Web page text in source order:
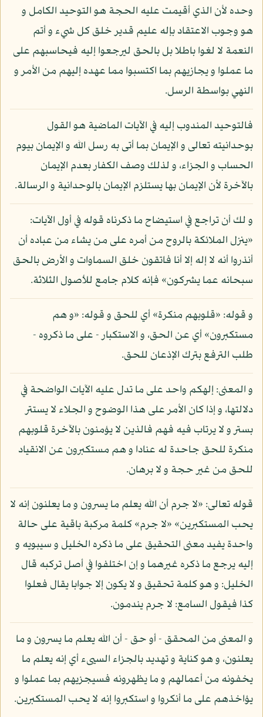
وحده لأن الذي أقيمت عليه الحجة هو التوحيد الكامل و
هو وجوب الاعتقاد بإله عليم قدير خلق كل شيء و أتم
النعمة لا لغوا باطلا بل بالحق ليرجعوا إليه فيحاسبهم على
ما عملوا و يجازيهم بما اكتسبوا مما عهده إليهم من الأمر و
النهي بواسطة الرسل.
فالتوحيد المندوب إليه في الآيات الماضية هو القول
بوحدانيته تعالى و الإيمان بما أتى به رسل الله و الإيمان بيوم
الحساب و الجزاء، و لذلك وصف الكفار بعدم الإيمان
بالآخرة لأن الإيمان بها يستلزم الإيمان بالوحدانية و الرسالة.
و لك أن تراجع في استيضاح ما ذكرناه قوله في أول الآيات:
«ينزل الملائكة بالروح من أمره على من يشاء من عباده أن
أنذروا أنه لا إله إلا أنا فاتقون خلق السماوات و الأرض بالحق
سبحانه عما يشركون» فإنه كلام جامع للأصول الثلاثة.
و قوله: «قلوبهم منكرة» أي للحق و قوله: «و هم
مستكبرون» أي عن الحق، و الاستكبار - على ما ذكروه -
طلب الترفع بترك الإذعان للحق.
و المعنى: إلهكم واحد على ما تدل عليه الآيات الواضحة في
دلالتها، و إذا كان الأمر على هذا الوضوح و الجلاء لا يستتر
بستر و لا يرتاب فيه فهم فالذين لا يؤمنون بالآخرة قلوبهم
منكرة للحق جاحدة له عنادا و هم مستكبرون عن الانقياد
للحق من غير حجة و لا برهان.
قوله تعالى: «لا جرم أن الله يعلم ما يسرون و ما يعلنون إنه لا
يحب المستكبرين» «لا جرم» كلمة مركبة باقية على حالة
واحدة يفيد معنى التحقيق على ما ذكره الخليل و سيبويه و
إليه يرجع ما ذكره غيرهما و إن اختلفوا في أصل تركبه قال
الخليل: و هو كلمة تحقيق و لا يكون إلا جوابا يقال فعلوا
كذا فيقول السامع: لا جرم يندمون.
و المعنى من المحقق - أو حق - أن الله يعلم ما يسرون و ما
يعلنون، و هو كناية و تهديد بالجزاء السيىء أي إنه يعلم ما
يخفونه من أعمالهم و ما يظهرونه فسيجزيهم بما عملوا و
يؤاخذهم على ما أنكروا و استكبروا إنه لا يحب المستكبرين.